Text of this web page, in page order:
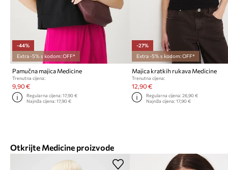
-44%
Extra -5% s kodom: OFF*
Pamučna majica Medicine
Trenutna cijena:
9,90 €
Regularna cijena:17,90 €
Najniža cijena:17,90 €
-27%
Extra -5% s kodom: OFF*
Majica kratkih rukava Medicine
Trenutna cijena:
12,90 €
Regularna cijena: 26,90 €
Najniža cijena: 17,90 €
Otkrijte Medicine proizvode